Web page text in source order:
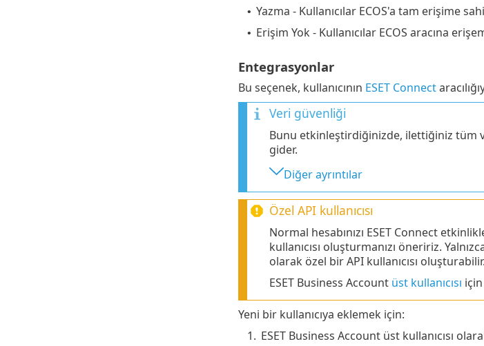
• Yazma - Kullanıcılar ECOS'a tam erişime
• Erişim Yok - Kullanıcılar ECOS aracına
Entegrasyonlar
Bu seçenek, kullanıcının ESET Connect
Veri güvenliği
Bunu etkinleştirdiğinizde, ilettiğiniz tüm
gider.
Diğer ayrıntılar
Özel API kullanıcısı
Normal hesabınızı ESET Connect
kullanıcısı oluşturmanızı öneririz.
olarak özel bir API kullanıcısı oluşturabilir.
ESET Business Account üst kullanıcısı için
Yeni bir kullanıcıya eklemek için:
1. ESET Business Account üst kullanıcısı